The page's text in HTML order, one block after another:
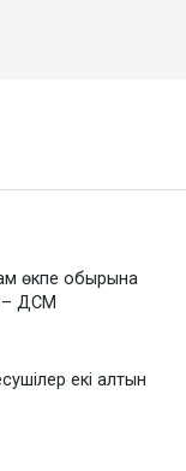
өкпе обырына
– ДСМ
екі алтын